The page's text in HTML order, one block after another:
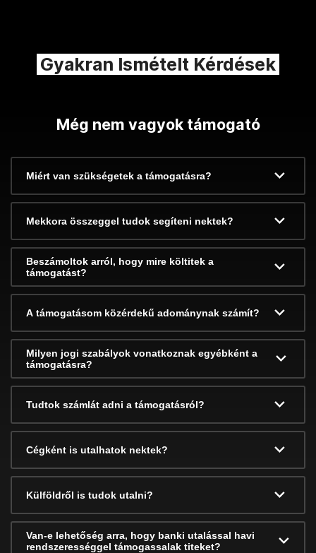
Gyakran Ismételt Kérdések
Még nem vagyok támogató
Miért van szükségetek a támogatásra?
Mekkora összeggel tudok segíteni nektek?
Beszámoltok arról, hogy mire költitek a
támogatást?
A támogatásom közérdekű adománynak számít?
Milyen jogi szabályok vonatkoznak egyébként a
támogatásra?
Tudtok számlát adni a támogatásról?
Cégként is utalhatok nektek?
Külföldről is tudok utalni?
Van-e lehetőség arra, hogy banki utalással havi
rendszerességgel támogassalak titeket?